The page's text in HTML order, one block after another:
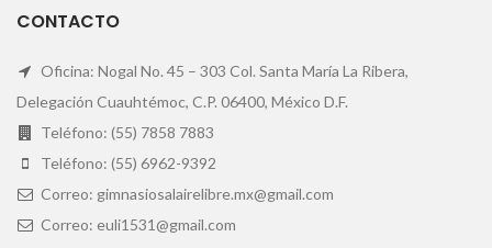
CONTACTO
Oficina: Nogal No. 45 – 303 Col. Santa María La Ribera,
Delegación Cuauhtémoc, C.P. 06400, México D.F.
Teléfono: (55) 7858 7883
Teléfono: (55) 6962-9392
Correo: gimnasiosalairelibre.mx@gmail.com
Correo: euli1531@gmail.com